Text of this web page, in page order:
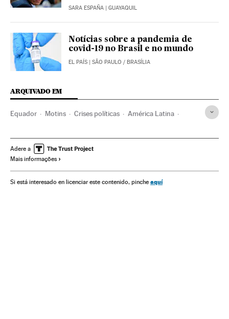
SARA ESPAÑA | GUAYAQUIL
Notícias sobre a pandemia de
covid-19 no Brasil e no mundo
EL PAÍS | SÃO PAULO / BRASÍLIA
ARQUIVADO EM
Equador Motins Crises políticas América Latina
Adere a
Mais informações
Si está interesado en licenciar este contenido, pinche aquí